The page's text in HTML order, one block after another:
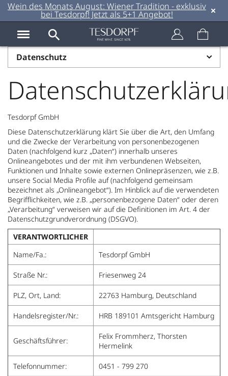
Wein des Monats August: Wiener Tradition - exklusiv
bei Tesdorpf! Jetzt als 5+1 Angebot!
Datenschutz
Tesdorpf GmbH
Diese Datenschutzerklärung klärt Sie über die Art, den Umfang
und die Zwecke der Verarbeitung von personenbezogenen
Daten (nachfolgend kurz „Daten“) innerhalb unseres
Onlineangebotes und der mit ihm verbundenen Webseiten,
Funktionen und Inhalte sowie externen Onlinepräsenzen, wie z.B.
unsere Social Media Profile auf (nachfolgend gemeinsam
bezeichnet als „Onlineangebot“). Im Hinblick auf die verwendeten
Begrifflichkeiten, wie z.B. „personenbezogene Daten“ oder deren
„Verarbeitung“ verweisen wir auf die Definitionen im Art. 4 der
Datenschutzgrundverordnung (DSGVO).
VERANTWORTLICHER
Name/Fa.:
Tesdorpf GmbH
Straße Nr.: Friesenweg 24
PLZ, Ort, Land: 22763 Hamburg, Deutschland
Handelsregister/Nr.: HRB 189101 Amtsgericht Hamburg
Geschäftsführer:
Felix Frommherz, Thorsten
Hermelink
Telefonnummer: 0451 - 799 270